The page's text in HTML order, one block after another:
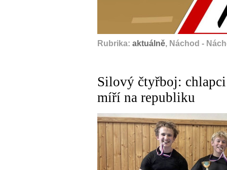
Rubrika: aktuálně, Náchod -
Silový čtyřboj:
míří na republiku